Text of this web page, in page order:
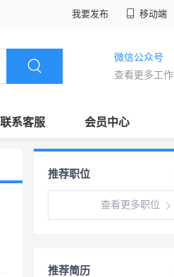
我要发布 移动端
微信公众号
查看更多工作
联系客服 会员中心
推荐职位
查看更多职位
推荐简历